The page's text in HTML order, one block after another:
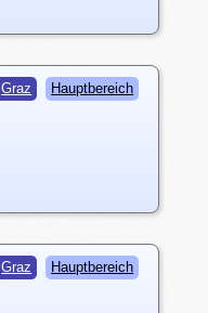
Graz Hauptbereich
Graz Hauptbereich